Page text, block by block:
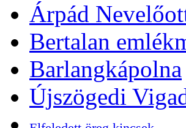
Árpád
Bertalan
Barlangkápolna
Újszögedi